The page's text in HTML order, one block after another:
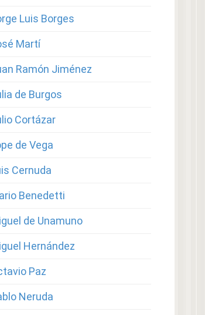
Luis Borges
Martí
Ramón Jiménez
de Burgos
Cortázar
de Vega
Cernuda
Benedetti
de Unamuno
Hernández
Paz
Neruda